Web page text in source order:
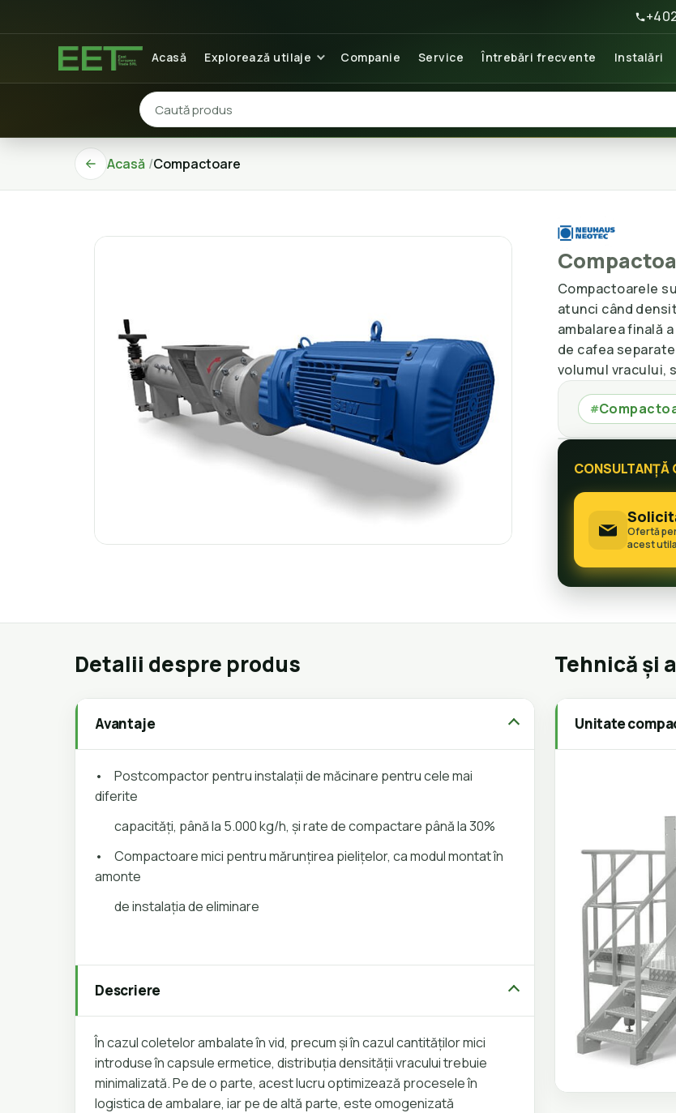
Acasă Explorează utilaje Companie Service Întrebări frecvente Instalări
Acasă Compactoare
Compactoarele
atunci când
ambalarea finală
de cafea
volumul vracului,
#
CONSULTANȚĂ
Ofertă
acest
Detalii despre produs
Avantaje
•
Postcompactor pentru instalații de măcinare pentru cele mai
diferite
capacități, până la 5.000 kg/h, și rate de compactare până la 30%
•
Compactoare mici pentru mărunțirea pielițelor, ca modul montat în
amonte
de instalația de eliminare
Descriere
În cazul coletelor ambalate în vid, precum și în cazul cantităților mici
introduse în capsule ermetice, distribuția densității vracului trebuie
minimalizată. Pe de o parte, acest lucru optimizează procesele în
logistica de ambalare, iar pe de altă parte, este omogenizată
Tehnică și
Unitate